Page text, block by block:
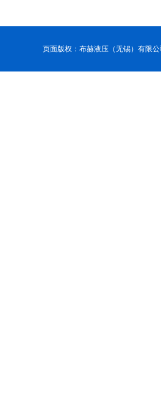
页面版权：布赫液压（无锡）有限